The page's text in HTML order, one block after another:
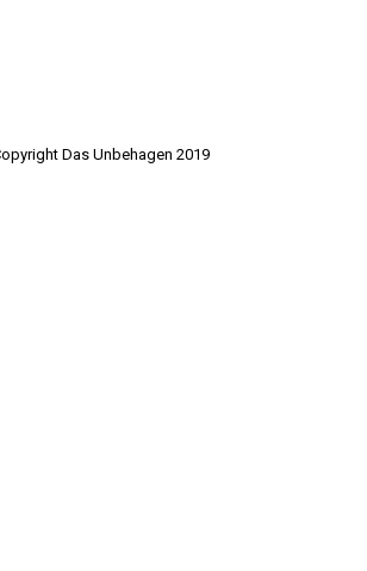
Das Unbehagen 2019